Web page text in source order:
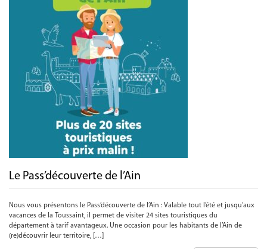
Le Pass’découverte de l’Ain
Nous vous présentons le Pass’découverte de l’Ain : Valable tout l’été et jusqu’aux
vacances de la Toussaint, il permet de visiter 24 sites touristiques du
département à tarif avantageux. Une occasion pour les habitants de l’Ain de
(re)découvrir leur territoire, […]